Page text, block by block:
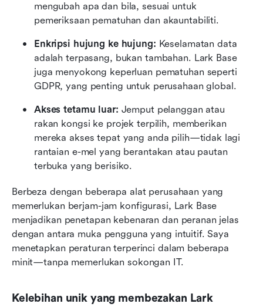
mengubah apa dan bila, sesuai untuk
pemeriksaan pematuhan dan akauntabiliti.
Enkripsi hujung ke hujung: Keselamatan data
adalah terpasang, bukan tambahan. Lark Base
juga menyokong keperluan pematuhan seperti
GDPR, yang penting untuk perusahaan global.
Akses tetamu luar: Jemput pelanggan atau
rakan kongsi ke projek terpilih, memberikan
mereka akses tepat yang anda pilih—tidak lagi
rantaian e-mel yang berantakan atau pautan
terbuka yang berisiko.
Berbeza dengan beberapa alat perusahaan yang
memerlukan berjam-jam konfigurasi, Lark Base
menjadikan penetapan kebenaran dan peranan jelas
dengan antara muka pengguna yang intuitif. Saya
menetapkan peraturan terperinci dalam beberapa
minit—tanpa memerlukan sokongan IT.
Kelebihan unik yang membezakan Lark